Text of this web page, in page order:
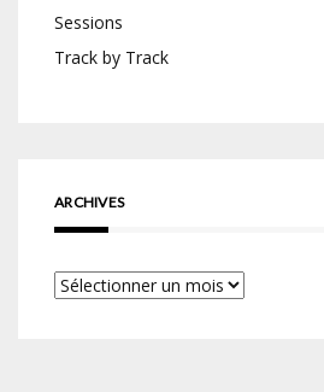
Sessions
Track by Track
ARCHIVES
Archives